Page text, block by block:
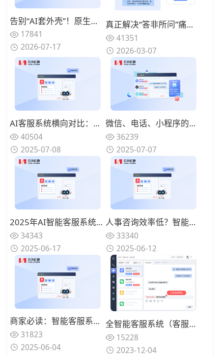
告别“AI套外壳”！原生集成呼叫中心+AI电话客服+工单系统的全栈厂商推荐
17841
2026-07-17
真正解决“答非所问”痛点：2026年基于语义理解深度的智能客服机器人能力拆解与优选
41351
2026-03-07
AI客服系统横向对比：深度评测主流品牌优缺点
40504
2025-07-08
微信、电话、小程序的客户消息如何整合？如何利用智能客服实现全渠道对接？
36239
2025-07-07
2025年AI智能客服系统怎么选？这几家厂商值得关注
34343
2025-06-17
人事咨询效率低？智能客服系统实时应答，3步解决90%高频问题
33340
2025-06-12
商家必读：智能客服系统如何实现万店咨询分流管理？
31823
2025-06-04
全智能客服系统（客服系统功能）
15228
2023-12-04